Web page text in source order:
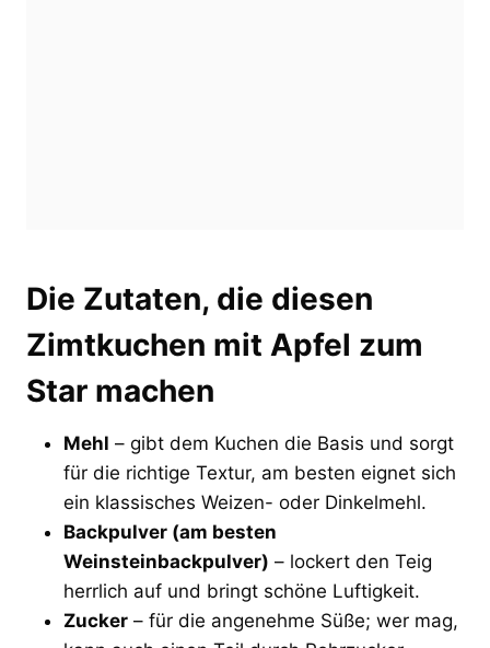
Die Zutaten, die diesen
Zimtkuchen mit Apfel zum
Star machen
Mehl – gibt dem Kuchen die Basis und sorgt
für die richtige Textur, am besten eignet sich
ein klassisches Weizen- oder Dinkelmehl.
Backpulver (am besten
Weinsteinbackpulver) – lockert den Teig
herrlich auf und bringt schöne Luftigkeit.
Zucker – für die angenehme Süße; wer mag,